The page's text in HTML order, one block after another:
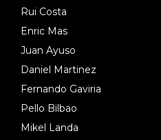
Rui Costa
Enric Mas
Juan Ayuso
Daniel Martinez
Fernando Gaviria
Pello Bilbao
Mikel Landa